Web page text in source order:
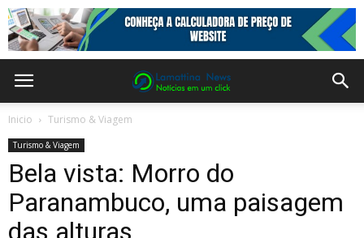
Inicio Turismo & Viagem
Turismo & Viagem
Bela vista: Morro do
Paranambuco, uma paisagem
das alturas